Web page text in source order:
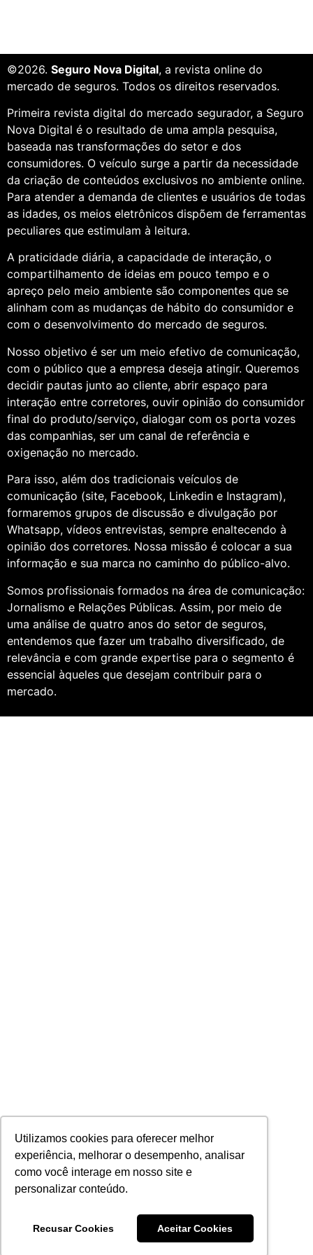
Utilizamos cookies para oferecer melhor
experiência, melhorar o desempenho, analisar
como você interage em nosso site e
personalizar conteúdo.
Recusar Cookies Aceitar Cookies
©2026. Seguro Nova Digital, a revista online do
mercado de seguros. Todos os direitos reservados.
Primeira revista digital do mercado segurador, a Seguro
Nova Digital é o resultado de uma ampla pesquisa,
baseada nas transformações do setor e dos
consumidores. O veículo surge a partir da necessidade
da criação de conteúdos exclusivos no ambiente online.
Para atender a demanda de clientes e usuários de todas
as idades, os meios eletrônicos dispõem de ferramentas
peculiares que estimulam à leitura.
A praticidade diária, a capacidade de interação, o
compartilhamento de ideias em pouco tempo e o
apreço pelo meio ambiente são componentes que se
alinham com as mudanças de hábito do consumidor e
com o desenvolvimento do mercado de seguros.
Nosso objetivo é ser um meio efetivo de comunicação,
com o público que a empresa deseja atingir. Queremos
decidir pautas junto ao cliente, abrir espaço para
interação entre corretores, ouvir opinião do consumidor
final do produto/serviço, dialogar com os porta vozes
das companhias, ser um canal de referência e
oxigenação no mercado.
Para isso, além dos tradicionais veículos de
comunicação (site, Facebook, Linkedin e Instagram),
formaremos grupos de discussão e divulgação por
Whatsapp, vídeos entrevistas, sempre enaltecendo à
opinião dos corretores. Nossa missão é colocar a sua
informação e sua marca no caminho do público-alvo.
Somos profissionais formados na área de comunicação:
Jornalismo e Relações Públicas. Assim, por meio de
uma análise de quatro anos do setor de seguros,
entendemos que fazer um trabalho diversificado, de
relevância e com grande expertise para o segmento é
essencial àqueles que desejam contribuir para o
mercado.